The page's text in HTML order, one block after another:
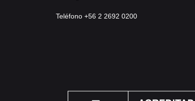
Teléfono +56 2 2692 0200